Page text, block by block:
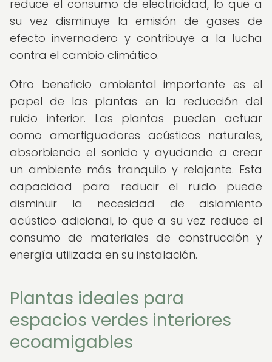
reduce el consumo de electricidad, lo que a
su vez disminuye la emisión de gases de
efecto invernadero y contribuye a la lucha
contra el cambio climático.
Otro beneficio ambiental importante es el
papel de las plantas en la reducción del
ruido interior. Las plantas pueden actuar
como amortiguadores acústicos naturales,
absorbiendo el sonido y ayudando a crear
un ambiente más tranquilo y relajante. Esta
capacidad para reducir el ruido puede
disminuir la necesidad de aislamiento
acústico adicional, lo que a su vez reduce el
consumo de materiales de construcción y
energía utilizada en su instalación.
Plantas ideales para
espacios verdes interiores
ecoamigables